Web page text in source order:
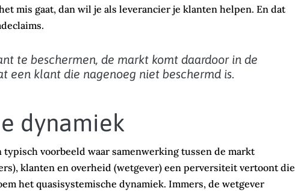
mis gaat, dan wil je als leverancier je klanten helpen. En dat
te beschermen, de markt komt daardoor in de
een klant die nagenoeg niet beschermd is.
dynamiek
typisch voorbeeld waar samenwerking tussen de markt
klanten en overheid (wetgever) een perversiteit vertoont die
het quasisystemische dynamiek. Immers, de wetgever